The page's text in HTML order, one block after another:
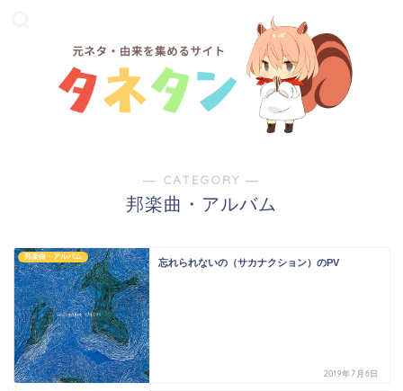
― CATEGORY ―
邦楽曲・アルバム
邦楽曲・アルバム
忘れられないの（サカナクション）のPV
2019年7月6日